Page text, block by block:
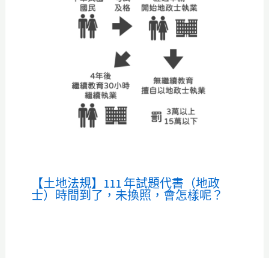
【土地法規】111 年試題代書（地政
士）時間到了，未換照，會怎樣呢？